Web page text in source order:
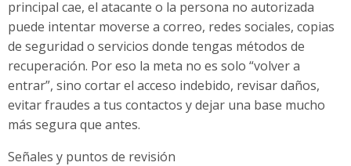
principal cae, el atacante o la persona no autorizada
puede intentar moverse a correo, redes sociales, copias
de seguridad o servicios donde tengas métodos de
recuperación. Por eso la meta no es solo “volver a
entrar”, sino cortar el acceso indebido, revisar daños,
evitar fraudes a tus contactos y dejar una base mucho
más segura que antes.
Señales y puntos de revisión